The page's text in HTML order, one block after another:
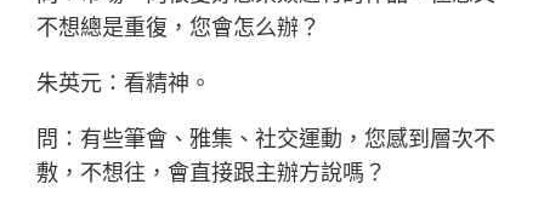
不想總是重復，您會怎么辦？
朱英元：看精神。
問：有些筆會、雅集、社交運動，您感到層次不
敷，不想往，會直接跟主辦方說嗎？